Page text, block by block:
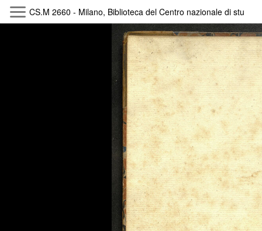
CS.M 2660 - Milano, Biblioteca del Centro nazionale di studi